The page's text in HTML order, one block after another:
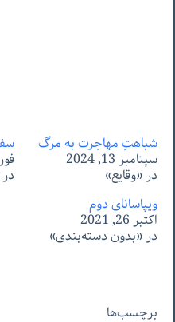
شباهتِ مهاجرت به مرگ
سپتامبر 13, 2024
در «وقایع»
ویپاسانای دوم
اکتبر 26, 2021
در «بدون دسته‌بندی»
برچسب‌ها